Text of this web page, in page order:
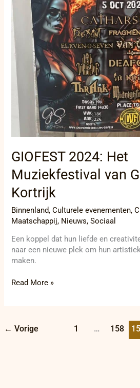
GIOFEST 2024: Het
Muziekfestival van
Kortrijk
Binnenland,Culturele evenementen,
Maatschappij, Nieuws,Sociaal
Een koppel dat hun liefde en
naar een nieuwe plek om hun
maken.
Read More »
← Vorige 1 … 158